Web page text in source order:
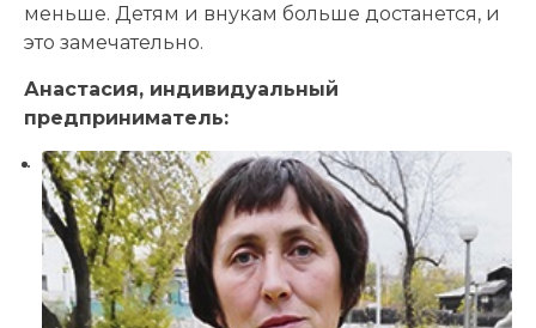
меньше. Детям и внукам больше достанется, и
это замечательно.
Анастасия, индивидуальный
предприниматель: